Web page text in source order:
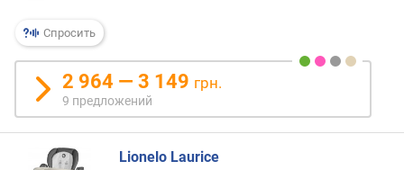
связи
с
х
к
д
о
р
о
и
Спросить
2 964 — 3 149 грн.
9 предложений
Lionelo Laurice